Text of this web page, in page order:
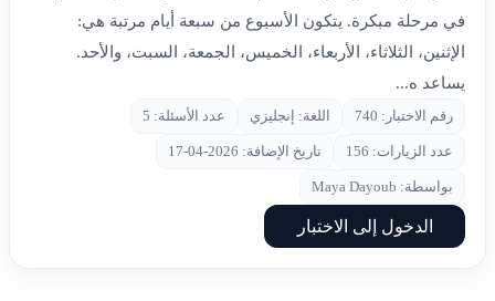
في مرحلة مبكرة. يتكون الأسبوع من سبعة أيام مرتبة هي:
الإثنين، الثلاثاء، الأربعاء، الخميس، الجمعة، السبت، والأحد.
يساعد ه...
رقم الاختبار: 740 اللغة: إنجليزي عدد الأسئلة: 5
عدد الزيارات: 156 تاريخ الإضافة: 2026-04-17
بواسطة: Maya Dayoub
الدخول إلى الاختبار